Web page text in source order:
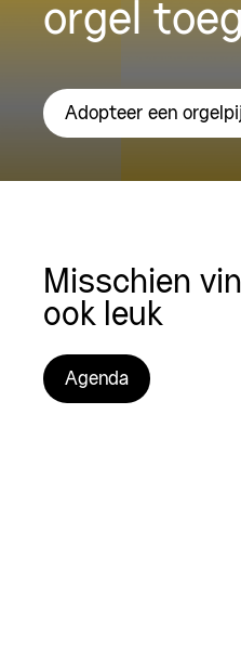
orgel
Adopteer een
Misschien
ook leuk
Agenda